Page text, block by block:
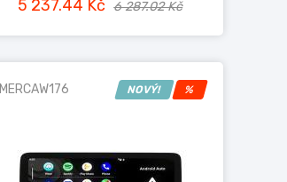
5 237.44 Kč 6 287.02 Kč
NOVÝ! %
MERCAW176